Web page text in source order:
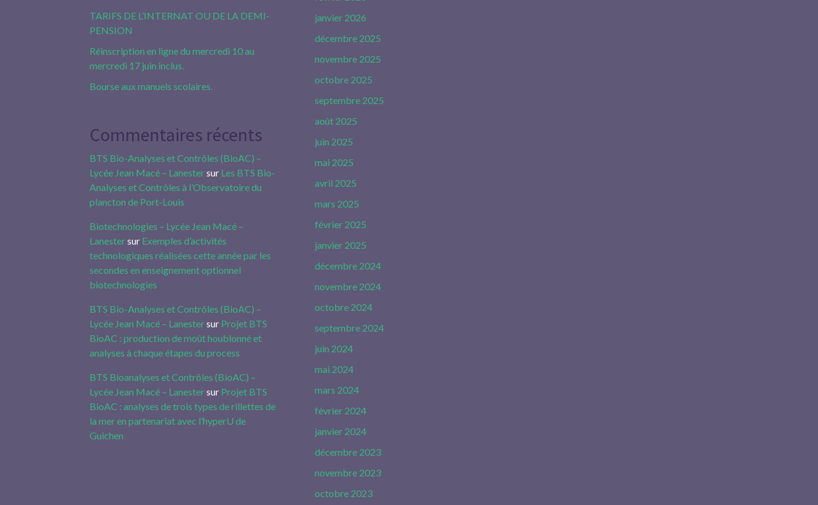
TARIFS DE L’INTERNAT OU DE LA DEMI-
PENSION
Réinscription en ligne du mercredi 10 au
mercredi 17 juin inclus.
Bourse aux manuels scolaires.
Commentaires récents
BTS Bio-Analyses et Contrôles (BioAC) –
Lycée Jean Macé – Lanestersur Les BTS Bio-
Analyses et Contrôles à l’Observatoire du
plancton de Port-Louis
Biotechnologies – Lycée Jean Macé –
Lanestersur Exemples d’activités
technologiques réalisées cette année par les
secondes en enseignement optionnel
biotechnologies
BTS Bio-Analyses et Contrôles (BioAC) –
Lycée Jean Macé – Lanestersur Projet BTS
BioAC : production de moût houblonné et
analyses à chaque étapes du process
BTS Bioanalyses et Contrôles (BioAC) –
Lycée Jean Macé – Lanestersur Projet BTS
BioAC : analyses de trois types de rillettes de
la mer en partenariat avec l’hyperU de
Guichen
janvier 2026
décembre 2025
novembre 2025
octobre 2025
septembre 2025
août 2025
juin 2025
mai 2025
avril 2025
mars 2025
février 2025
janvier 2025
décembre 2024
novembre 2024
octobre 2024
septembre 2024
juin 2024
mai 2024
mars 2024
février 2024
janvier 2024
décembre 2023
novembre 2023
octobre 2023